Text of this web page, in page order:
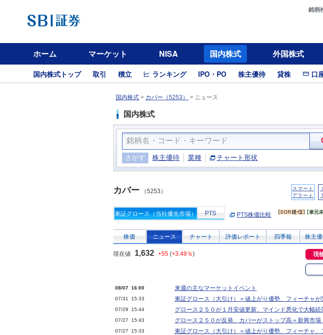
銘柄
ホーム マーケット NISA 国内株式 外国株式
国内株式トップ 取引 積立 ランキング IPO・PO 株主優待 貸株 口
国内株式 > カバー（5253） > ニュース
国内株式
さがす 株主優待 業種 チャート形状
カバー （5253）
スマート
アラート
東証グロース（当社優先市場） PTS PTS株価比較
株価 ニュース チャート 評価レポート 四季報 株主
現在値 1,632 +55 (+3.49％) 現
08/07 16:00 来週の主なマーケットイベント
07/31 15:33 東証グロース（大引け）＝値上がり優勢、フィーチャが
07/29 15:44 グロース２５０が１月安値更新、マインド悪化で大幅続
07/27 15:43 グロース２５０が反発、カバーがストップ高＝新興市場
07/27 15:33 東証グロース（大引け）＝値上がり優勢、フィーチャ、